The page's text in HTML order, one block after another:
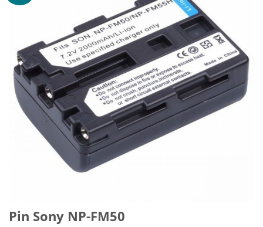
Pin Sony NP-FM50